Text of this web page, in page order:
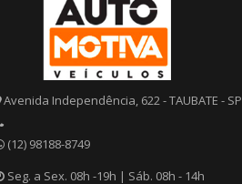
Avenida Independência, 622 - TAUBATE - SP
(12) 98188-8749
Seg. a Sex. 08h -19h | Sáb. 08h - 14h